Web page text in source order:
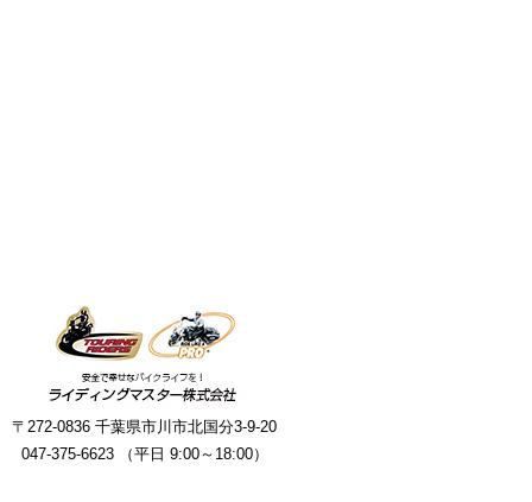
〒272-0836 千葉県市川市北国分3-9-20
047-375-6623 （平日 9:00～18:00）